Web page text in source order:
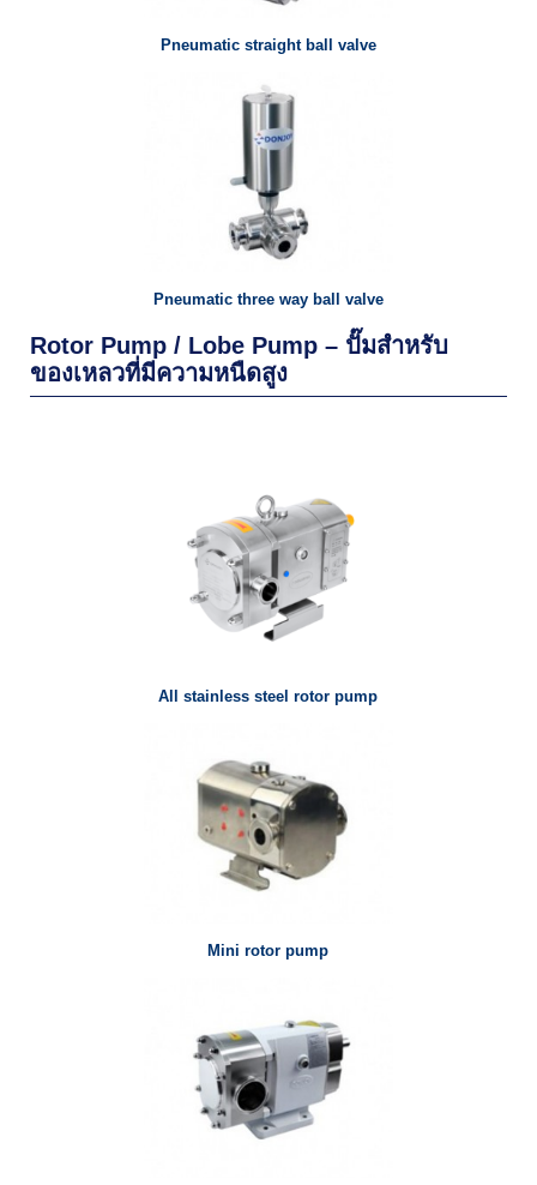
Pneumatic straight ball valve
Pneumatic three way ball valve
Rotor Pump / Lobe Pump – ปั๊มสำหรับ
ของเหลวที่มีความหนืดสูง
All stainless steel rotor pump
Mini rotor pump